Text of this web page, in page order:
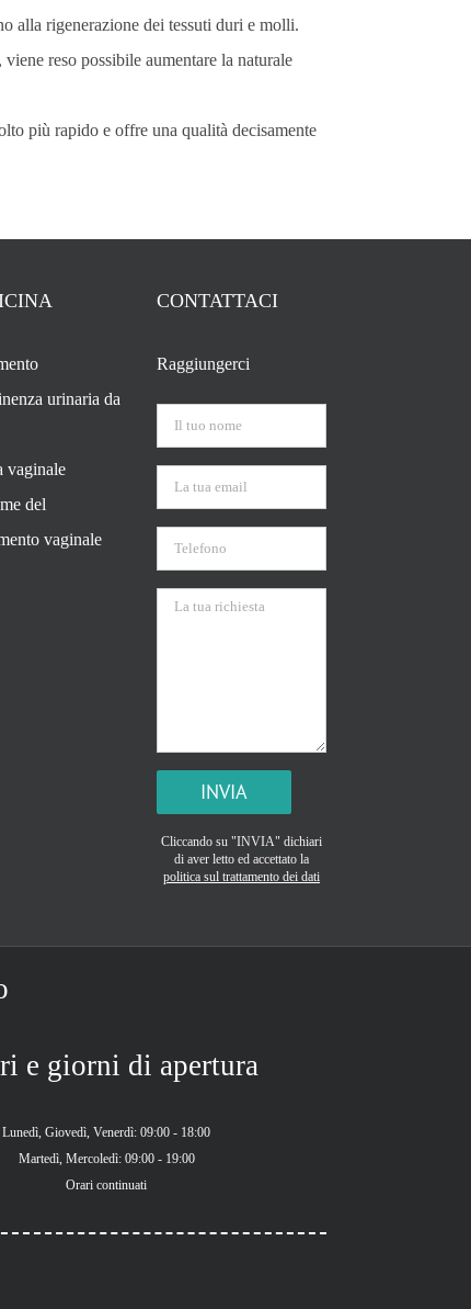
alla rigenerazione dei tessuti duri e molli.
reso possibile aumentare la naturale
più rapido e offre una qualità decisamente
urinaria da
vaginale
del
vaginale
CONTATTACI
Raggiungerci
Si prega di lasciare vuoto questo campo.
Cliccando su "INVIA" dichiari
di aver letto ed accettato la
politica sul trattamento dei dati
e giorni di apertura
Lunedì, Giovedì, Venerdì: 09:00 - 18:00
Martedì, Mercoledì: 09:00 - 19:00
Orari continuati